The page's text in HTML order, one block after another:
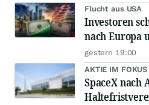
Flucht aus USA
Investoren
nach Europa
gestern 19:00
AKTIE IM FOKUS
SpaceX nach